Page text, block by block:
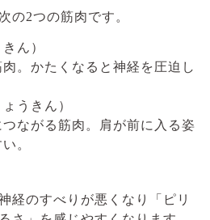
の2つの筋肉です。
ん）
。かたくなると神経を圧迫し
うきん）
ながる筋肉。肩が前に入る姿
。
経のすべりが悪くなり「ピリ